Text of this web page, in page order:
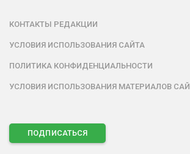
КОНТАКТЫ РЕДАКЦИИ
УСЛОВИЯ ИСПОЛЬЗОВАНИЯ САЙТА
ПОЛИТИКА КОНФИДЕНЦИАЛЬНОСТИ
УСЛОВИЯ ИСПОЛЬЗОВАНИЯ МАТЕРИАЛОВ
ПОДПИСАТЬСЯ